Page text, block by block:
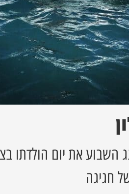
השבוע את יום הולדתו
חגיגה